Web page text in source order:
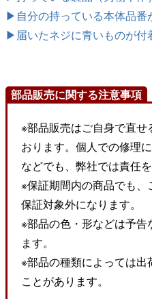
▶自分の持っている本体品番
▶届いたネジに青いものが付
部品販売に関する注意事項
※部品販売はご自身で直せ
おります。個人での修理
などでも、弊社では責任を
※保証期間内の商品でも
保証対象外になります。
※部品の色・形などは予告
ます。
※部品の種類によっては出
ことがあります。